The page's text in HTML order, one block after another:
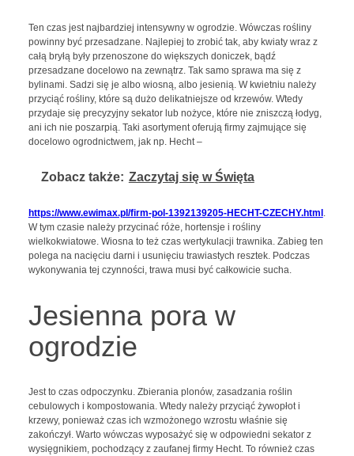
Ten czas jest najbardziej intensywny w ogrodzie. Wówczas rośliny
powinny być przesadzane. Najlepiej to zrobić tak, aby kwiaty wraz z
całą bryłą były przenoszone do większych doniczek, bądź
przesadzane docelowo na zewnątrz. Tak samo sprawa ma się z
bylinami. Sadzi się je albo wiosną, albo jesienią. W kwietniu należy
przyciąć rośliny, które są dużo delikatniejsze od krzewów. Wtedy
przydaje się precyzyjny sekator lub nożyce, które nie zniszczą łodyg,
ani ich nie poszarpią. Taki asortyment oferują firmy zajmujące się
docelowo ogrodnictwem, jak np. Hecht –
Zobacz także: Zaczytaj się w Święta
https://www.ewimax.pl/firm-pol-1392139205-HECHT-CZECHY.html .
W tym czasie należy przycinać róże, hortensje i rośliny
wielkokwiatowe. Wiosna to też czas wertykulacji trawnika. Zabieg ten
polega na nacięciu darni i usunięciu trawiastych resztek. Podczas
wykonywania tej czynności, trawa musi być całkowicie sucha.
Jesienna pora w
ogrodzie
Jest to czas odpoczynku. Zbierania plonów, zasadzania roślin
cebulowych i kompostowania. Wtedy należy przyciąć żywopłot i
krzewy, ponieważ czas ich wzmożonego wzrostu właśnie się
zakończył. Warto wówczas wyposażyć się w odpowiedni sekator z
wysięgnikiem, pochodzący z zaufanej firmy Hecht. To również czas